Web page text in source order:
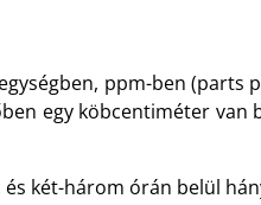
ppm-ben
egy köbcentiméter van
két-három órán belül